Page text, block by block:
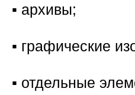
▪️ архивы;
▪️ графические
▪️ отдельные